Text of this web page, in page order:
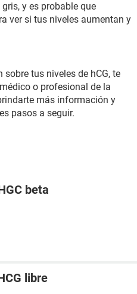
y es probable que
ver si tus niveles aumentan y
tus niveles de hCG, te
o profesional de la
más información y
pasos a seguir.
beta
libre